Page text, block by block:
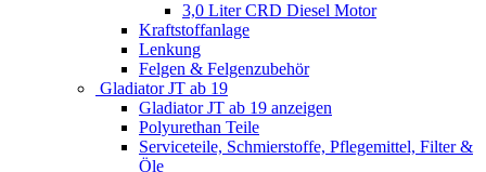
3,0 Liter CRD Diesel Motor
Kraftstoffanlage
Lenkung
Felgen & Felgenzubehör
Gladiator JT ab 19
Gladiator JT ab 19 anzeigen
Polyurethan Teile
Serviceteile, Schmierstoffe, Pflegemittel, Filter &
Öle